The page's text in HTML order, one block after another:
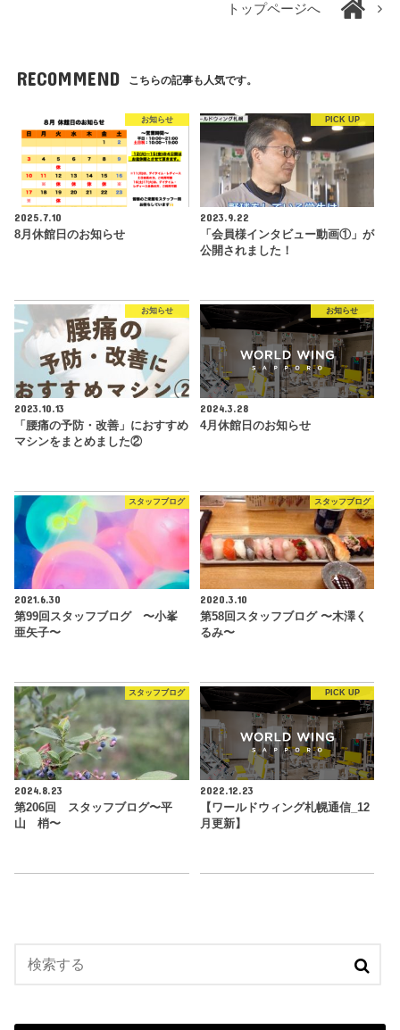
トップページへ
RECOMMEND こちらの記事も人気です。
お知らせ
2025.7.10
8月休館日のお知らせ
PICK UP
2023.9.22
「会員様インタビュー動画①」が
公開されました！
お知らせ
2023.10.13
「腰痛の予防・改善」におすすめ
マシンをまとめました②
お知らせ
2024.3.28
4月休館日のお知らせ
スタッフブログ
2021.6.30
第99回スタッフブログ 〜小峯
亜矢子〜
スタッフブログ
2020.3.10
第58回スタッフブログ 〜木澤く
るみ〜
スタッフブログ
2024.8.23
第206回 スタッフブログ〜平
山 梢〜
PICK UP
2022.12.23
【ワールドウィング札幌通信_12
月更新】